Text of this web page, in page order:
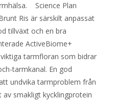
Science Plan
Ris är särskilt anpassat
tillväxt och en bra
ActiveBiome+
tarmfloran som bidrar
tarmkanal. En god
undvika tarmproblem från
smakligt kycklingprotein